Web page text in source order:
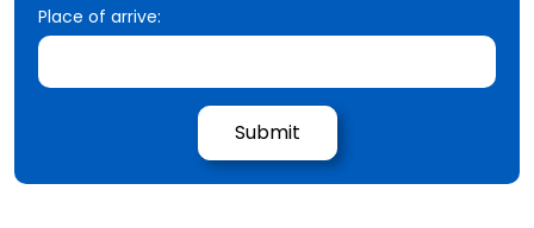
Place of arrive: